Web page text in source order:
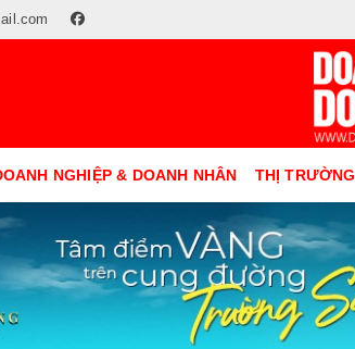
NGHIỆP & DOANH NHÂN THỊ TRƯỜNG